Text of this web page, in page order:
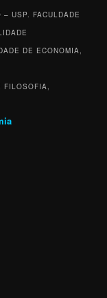
USP. FACULDADE
DE ECONOMIA,
FILOSOFIA,